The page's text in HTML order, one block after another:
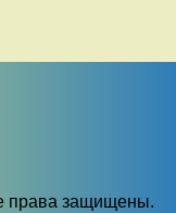
права защищены.